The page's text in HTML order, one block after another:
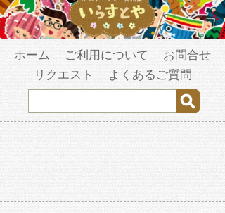
ホーム ご利用について
お問合せ
リクエスト
よくあるご質問